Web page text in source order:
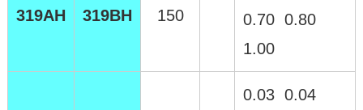
0.70 0.80
1.00
319AH 319BH 150
0.03 0.04